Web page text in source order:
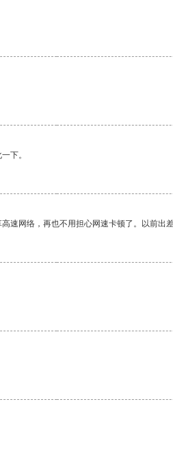
下。
网络，再也不用担心网速卡顿了。以前出